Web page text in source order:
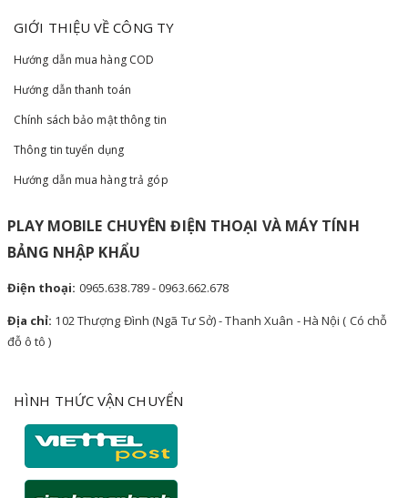
GIỚI THIỆU VỀ CÔNG TY
Hướng dẫn mua hàng COD
Hướng dẫn thanh toán
Chính sách bảo mật thông tin
Thông tin tuyển dụng
Hướng dẫn mua hàng trả góp
PLAY MOBILE CHUYÊN ĐIỆN THOẠI VÀ MÁY TÍNH
BẢNG NHẬP KHẨU
Điện thoại: 0965.638.789 - 0963.662.678
Địa chỉ: 102 Thượng Đình (Ngã Tư Sở) - Thanh Xuân - Hà Nội ( Có chỗ
đỗ ô tô )
HÌNH THỨC VẬN CHUYỂN